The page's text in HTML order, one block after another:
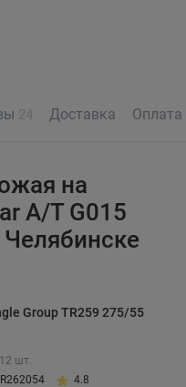
24 Доставка Оплата
на
A/T G015
Group TR259 275/55
шт.
4.8